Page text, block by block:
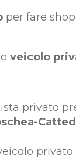
per fare
veicolo
privato
privato